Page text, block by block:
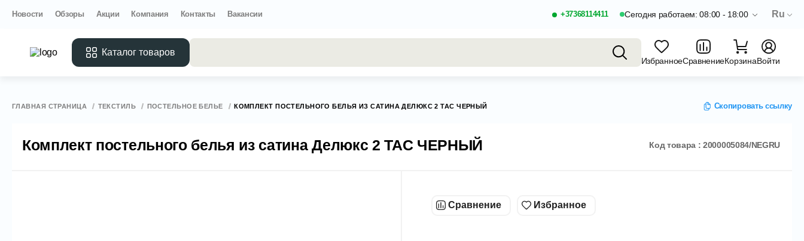
Новости Обзоры Акции Компания Контакты Вакансии +37368114411 Сегодня работаем: 08:00 - 18:00 Ru
Каталог товаров
ИзбранноеСравнениеКорзинаВойти
ГЛАВНАЯ СТРАНИЦА ТЕКСТИЛЬ ПОСТЕЛЬНОЕ БЕЛЬЕ КОМПЛЕКТ ПОСТЕЛЬНОГО БЕЛЬЯ ИЗ САТИНА ДЕЛЮКС 2 TAC ЧЕРНЫЙ Скопировать ссылку
Комплект постельного белья из сатина Делюкс 2 TAC ЧЕРНЫЙ Код товара : 2000005084/NEGRU
Сравнение Избранное